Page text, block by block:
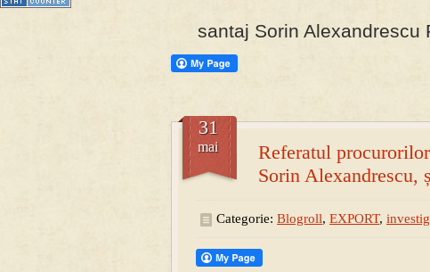
santaj Sorin Alexandrescu
Referatul
Sorin Alexandrescu,
31
mai
Categorie: Blogroll, EXPORT, investig